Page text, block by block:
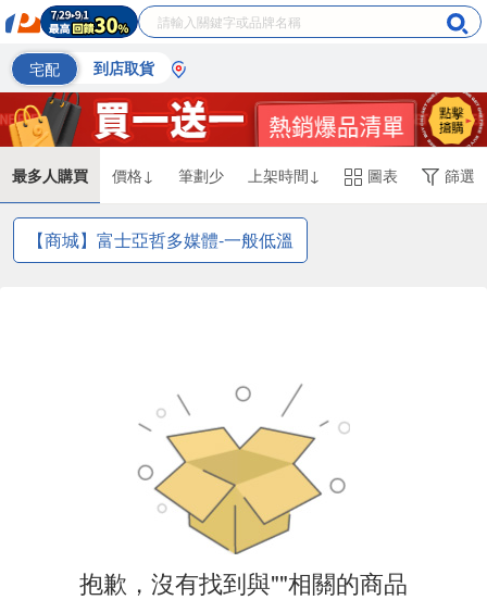
宅配 到店取貨
最多人購買 價格↓ 筆劃少 上架時間↓ 圖表 篩選
【商城】富士亞哲多媒體-一般低溫
抱歉，沒有找到與""相關的商品